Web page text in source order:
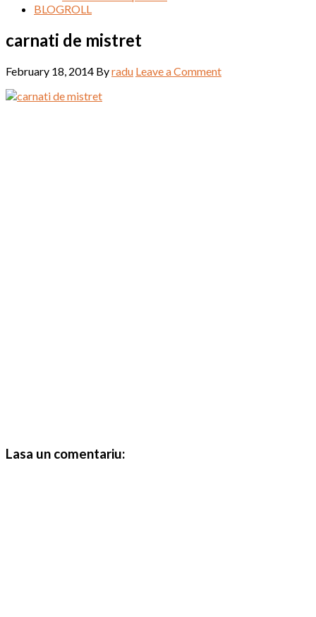
BLOGROLL
carnati de mistret
February 18, 2014 Byradu Leave a Comment
Lasa un comentariu: